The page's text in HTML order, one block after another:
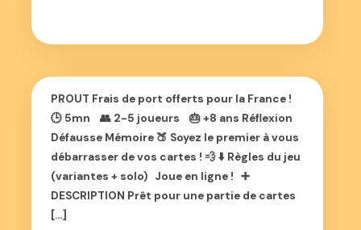
PROUT Frais de port offerts pour la France !
🕒 5mn 👥 2-5 joueurs 🎂 +8 ans Réflexion
Défausse Mémoire 🍑 Soyez le premier à vous
débarrasser de vos cartes ! 💨 ⬇️ Règles du jeu
(variantes + solo) Joue en ligne ! ➕
DESCRIPTION Prêt pour une partie de cartes
[…]